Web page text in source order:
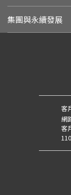
集團與永續發展
客
網
客